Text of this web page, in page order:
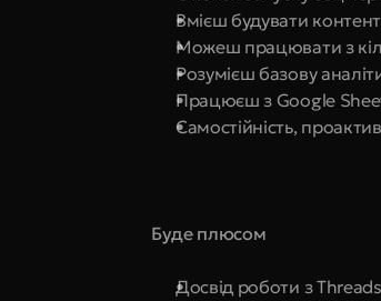
Вмієш будувати
Можеш працювати з
Розумієш базову
Працюєш з Google
Самостійність,
Буде плюсом
Досвід роботи з Threads